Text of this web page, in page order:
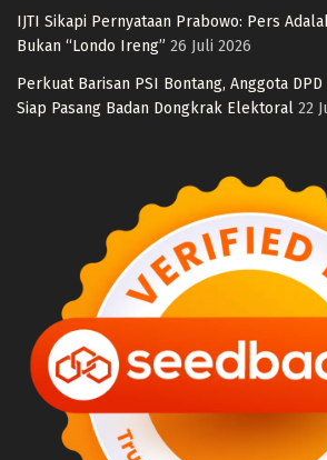
IJTI Sikapi Pernyataan Prabowo: Pers
Bukan “Londo Ireng” 26 Juli 2026
Perkuat Barisan PSI Bontang, Anggota
Siap Pasang Badan Dongkrak Elektoral 22